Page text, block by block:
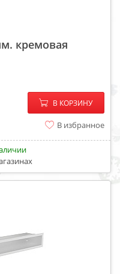
кремовая
− +
В КОРЗИНУ
В избранное